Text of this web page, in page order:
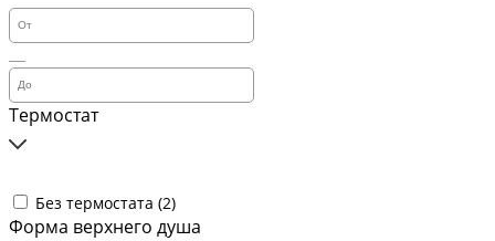
Термостат
Без термостата (2)
Форма верхнего душа